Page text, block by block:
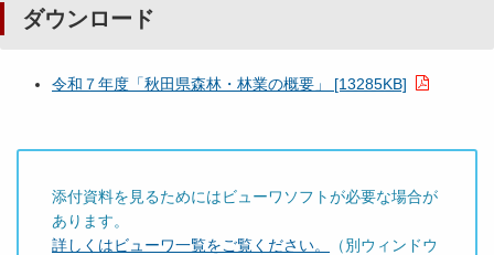
ダウンロード
令和７年度「秋田県森林・林業の概要」 [13285KB]
添付資料を見るためにはビューワソフトが必要な場合が
あります。
詳しくはビューワ一覧をご覧ください。
（別ウィンドウ